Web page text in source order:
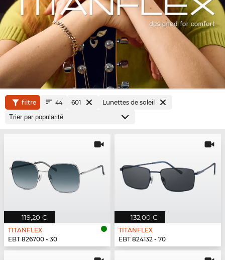
filtre 44 601 Lunettes de soleil
119,20 €
TITANFLEX
EBT 826700 - 30
132,00 €
TITANFLEX
EBT 824132 - 70